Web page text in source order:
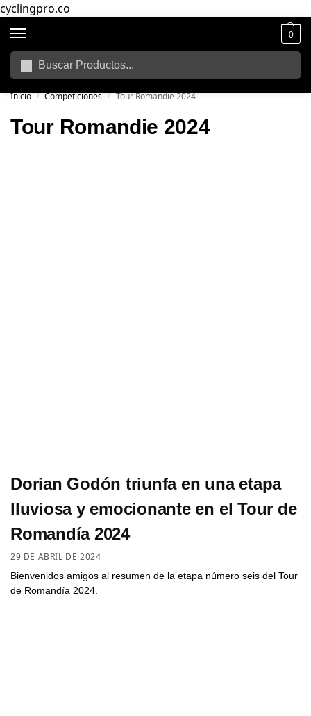
cyclingpro.co
0
🚴‍ Envío gratuito a todo Colombia por compras superiores a $250.000
Inicio / Competiciones / Tour Romandie 2024
Tour Romandie 2024
Dorian Godón triunfa en una etapa
lluviosa y emocionante en el Tour de
Romandía 2024
29 DE ABRIL DE 2024
Bienvenidos amigos al resumen de la etapa número seis del Tour
de Romandía 2024.